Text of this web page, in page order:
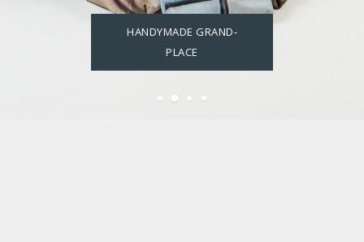
HANDYMADE GRAND-
PLACE